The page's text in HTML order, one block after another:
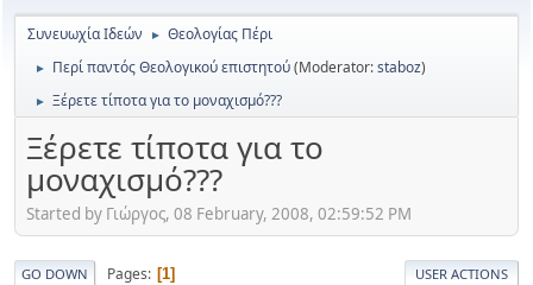
Συνευωχία Ιδεών ► Θεολογίας Πέρι
► Περί παντός Θεολογικού επιστητού(Moderator:staboz)
► Ξέρετε τίποτα για το μοναχισμό???
Ξέρετε τίποτα για το
μοναχισμό???
Started by Γιώργος, 08 February, 2008, 02:59:52 PM
GO DOWN Pages 1 USER ACTIONS